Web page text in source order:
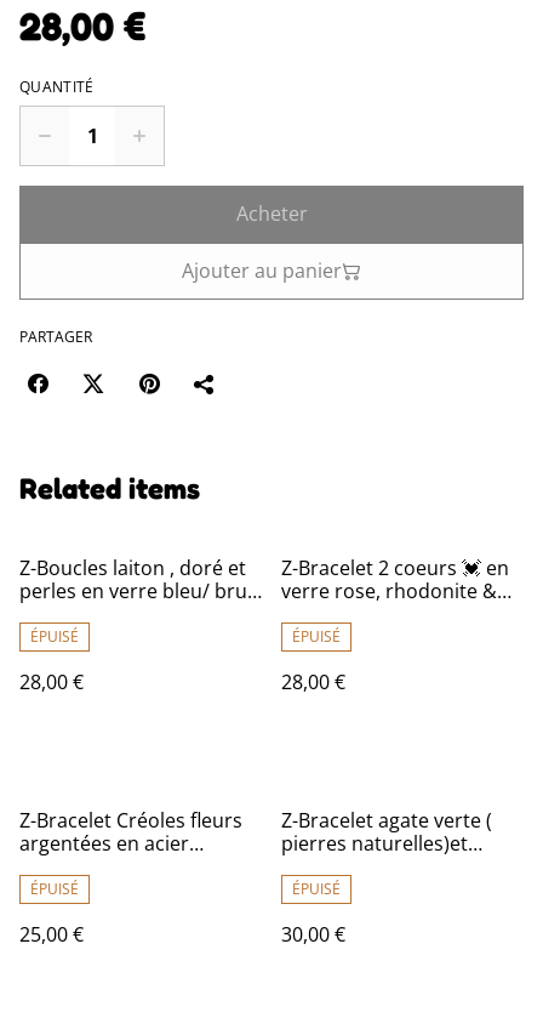
28,00 €
QUANTITÉ
Acheter
Ajouter au panier
PARTAGER
Related items
Z-Boucles laiton , doré et
perles en verre bleu/ brun
sans nickel, pièce unique
ÉPUISÉ
28,00 €
Z-Bracelet 2 coeurs 💓 en
verre rose, rhodonite &
naturelles) monté sur fil
de jade très résistant,
réglable
ÉPUISÉ
28,00 €
Z-Bracelet Créoles fleurs
argentées en acier
pièce unique
ÉPUISÉ
25,00 €
Z-Bracelet agate verte (
pierres naturelles)et
verre facettées réglable
ÉPUISÉ
30,00 €